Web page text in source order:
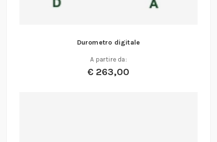
Durometro digitale
A partire da:
€263,00